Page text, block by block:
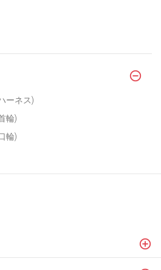
ーネス)
輪)
輪)